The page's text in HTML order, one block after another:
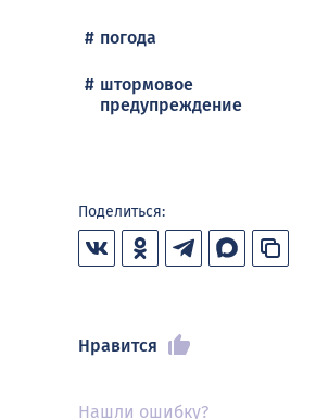
погода
штормовое
предупреждение
Поделиться:
Нравится
Нашли ошибку?